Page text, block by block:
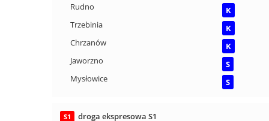
Rudno
K
Trzebinia
K
Chrzanów
K
Jaworzno
S
Mysłowice
S
S1 droga ekspresowa S1